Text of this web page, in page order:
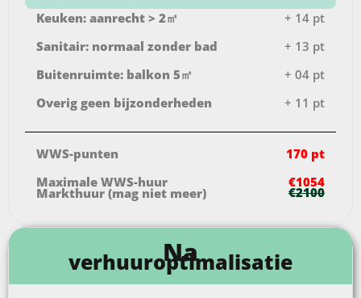
Keuken: aanrecht > 2㎡
+ 14 pt
Sanitair: normaal zonder bad
+ 13 pt
Buitenruimte: balkon 5㎡
+ 04 pt
Overig geen bijzonderheden
+ 11 pt
WWS-punten
170 pt
Maximale WWS-huur
€1054
Markthuur (mag niet meer) €2100
Na
verhuuroptimalisatie